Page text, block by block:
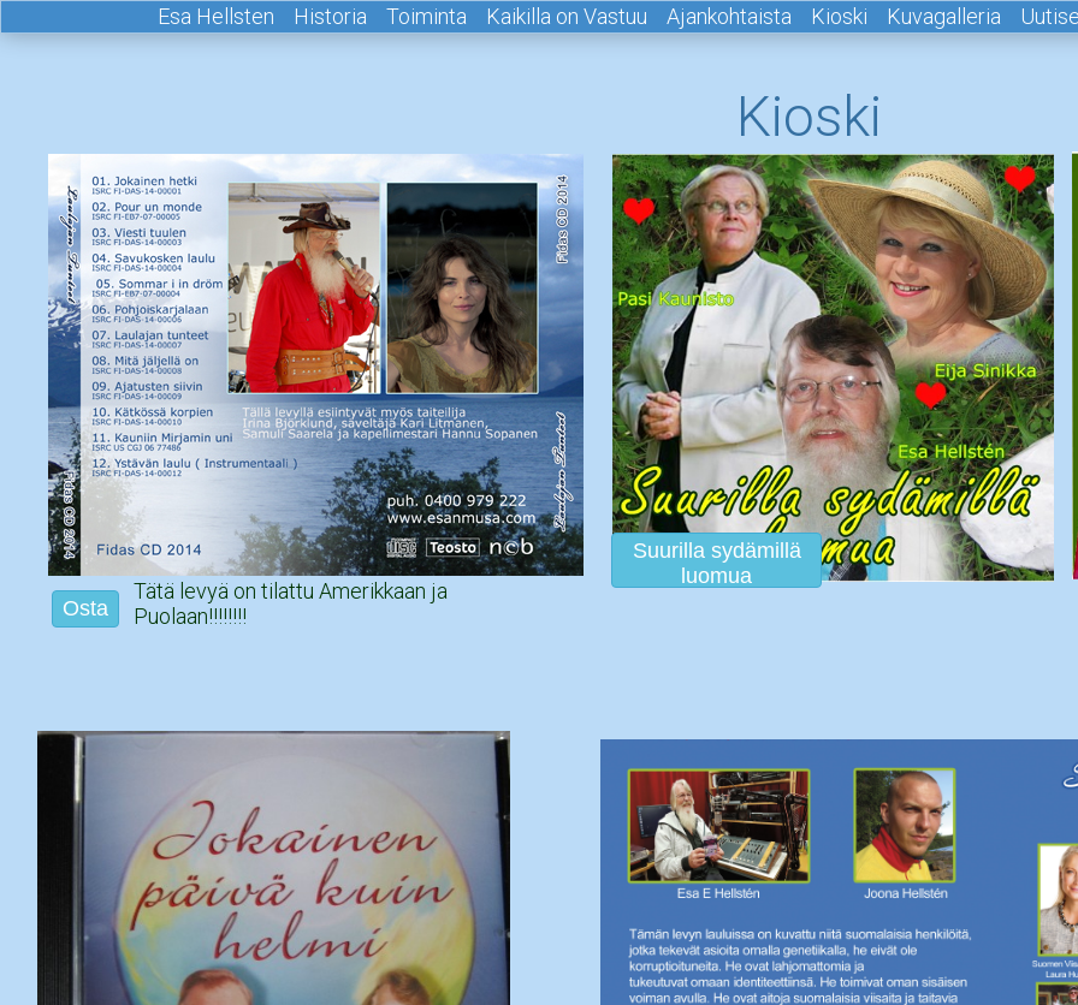
Esa Hellsten Historia Toiminta Kaikilla on Vastuu Ajankohtaista Kioski Kuvagalleria
Kioski
Osta
Tätä levyä on tilattu Amerikkaan ja
Puolaan!!!!!!!!
Suurilla sydämillä
luomua